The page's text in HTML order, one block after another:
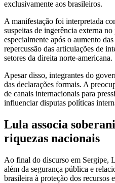
exclusivamente aos brasileiros.
A manifestação foi interpretada
suspeitas de ingerência externa
especialmente após o aumento
repercussão das articulações de
setores da direita norte-americana.
Apesar disso, integrantes do
das declarações formais. A
de canais internacionais para
influenciar disputas políticas
Lula associa
riquezas nacionais
Ao final do discurso em Sergipe,
além da segurança pública e
brasileira à proteção dos recursos